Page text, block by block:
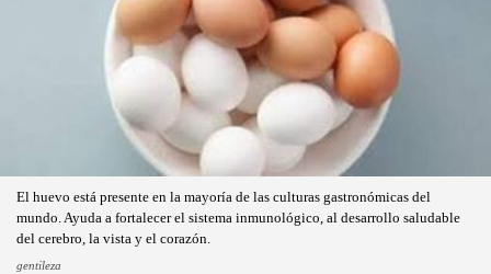
El huevo está presente en la mayoría de las culturas gastronómicas del
mundo. Ayuda a fortalecer el sistema inmunológico, al desarrollo saludable
del cerebro, la vista y el corazón.
gentileza